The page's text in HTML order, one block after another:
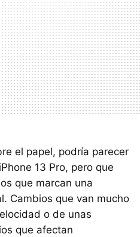
el papel, podría parecer
13 Pro, pero que
que marcan una
Cambios que van mucho
o de unas
que afectan